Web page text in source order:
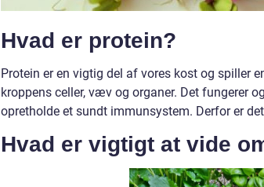
Hvad er protein?
Protein er en vigtig del af vores kost og spiller
kroppens celler, væv og organer. Det fungerer
opretholde et sundt immunsystem. Derfor er
Hvad er vigtigt at vide